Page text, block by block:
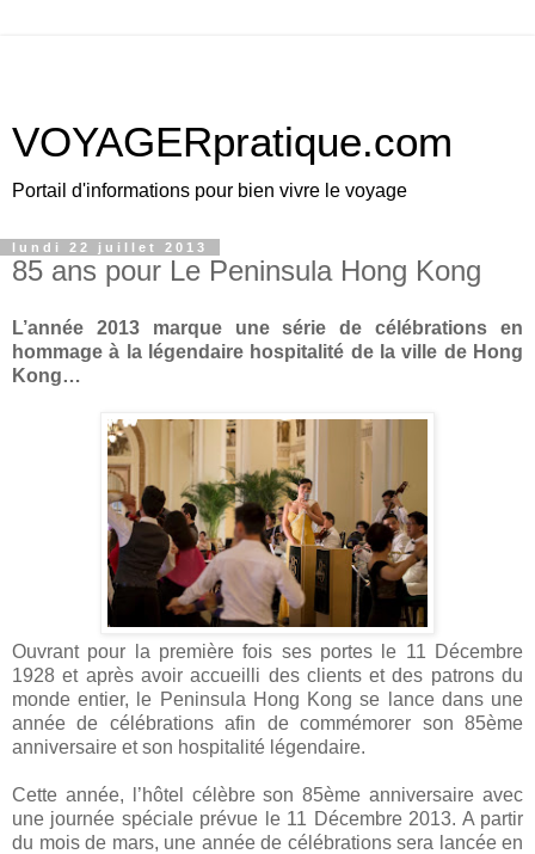
VOYAGERpratique.com
Portail d'informations pour bien vivre le voyage
lundi 22 juillet 2013
85 ans pour Le Peninsula Hong Kong
L’année 2013 marque une série de célébrations en
hommage à la légendaire hospitalité de la ville de Hong
Kong…
Ouvrant pour la première fois ses portes le 11 Décembre
1928 et après avoir accueilli des clients et des patrons du
monde entier, le Peninsula Hong Kong se lance dans une
année de célébrations afin de commémorer son 85ème
anniversaire et son hospitalité légendaire.
Cette année, l’hôtel célèbre son 85ème anniversaire avec
une journée spéciale prévue le 11 Décembre 2013. Apartir
du mois de mars, une année de célébrations sera lancée en